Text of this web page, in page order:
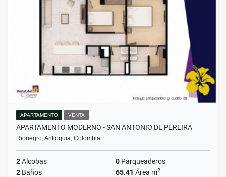
APARTAMENTO VENTA
APARTAMENTO MODERNO - SAN ANTONIO DE PEREIRA
Rionegro, Antioquia, Colombia
2Alcobas 0 Parqueaderos
2 Baños 65.41 Área m2